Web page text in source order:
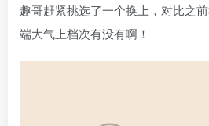
趣哥赶紧挑选了一个换上，对比之
端大气上档次有没有啊！